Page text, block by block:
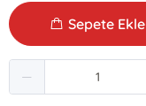
Sepete Ekle